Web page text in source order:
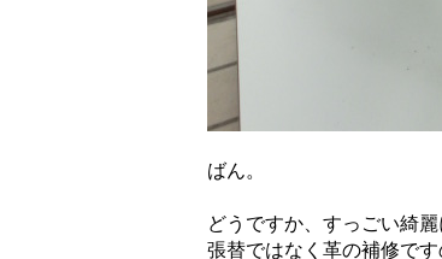
ばん。
どうですか、すっごい綺麗
張替ではなく革の補修で